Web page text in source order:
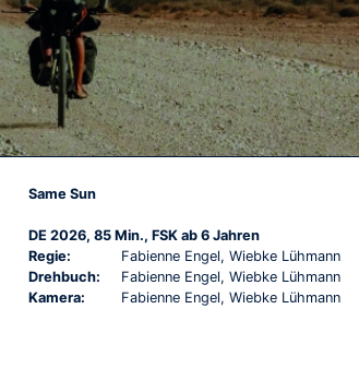
Same Sun
DE 2026, 85 Min., FSK ab 6 Jahren
Regie:
Fabienne Engel, Wiebke Lühmann
Drehbuch:
Fabienne Engel, Wiebke Lühmann
Kamera:
Fabienne Engel, Wiebke Lühmann